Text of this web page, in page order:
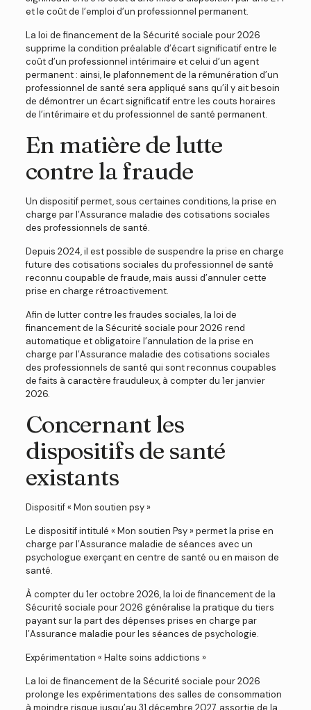
et le coût de l’emploi d’un professionnel permanent.
La loi de financement de la Sécurité sociale pour 2026
supprime la condition préalable d’écart significatif entre le
coût d’un professionnel intérimaire et celui d’un agent
permanent : ainsi, le plafonnement de la rémunération d’un
professionnel de santé sera appliqué sans qu’il y ait besoin
de démontrer un écart significatif entre les couts horaires
de l’intérimaire et du professionnel de santé permanent.
En matière de lutte
contre la fraude
Un dispositif permet, sous certaines conditions, la prise en
charge par l’Assurance maladie des cotisations sociales
des professionnels de santé.
Depuis 2024, il est possible de suspendre la prise en charge
future des cotisations sociales du professionnel de santé
reconnu coupable de fraude, mais aussi d’annuler cette
prise en charge rétroactivement.
Afin de lutter contre les fraudes sociales, la loi de
financement de la Sécurité sociale pour 2026 rend
automatique et obligatoire l’annulation de la prise en
charge par l’Assurance maladie des cotisations sociales
des professionnels de santé qui sont reconnus coupables
de faits à caractère frauduleux, à compter du 1er janvier
2026.
Concernant les
dispositifs de santé
existants
Dispositif « Mon soutien psy »
Le dispositif intitulé « Mon soutien Psy » permet la prise en
charge par l’Assurance maladie de séances avec un
psychologue exerçant en centre de santé ou en maison de
santé.
À compter du 1er octobre 2026, la loi de financement de la
Sécurité sociale pour 2026 généralise la pratique du tiers
payant sur la part des dépenses prises en charge par
l’Assurance maladie pour les séances de psychologie.
Expérimentation « Halte soins addictions »
La loi de financement de la Sécurité sociale pour 2026
prolonge les expérimentations des salles de consommation
à moindre risque jusqu’au 31 décembre 2027, assortie de la